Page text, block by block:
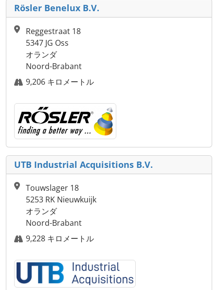
Rösler Benelux B.V.
Reggestraat 18
5347 JG Oss
オランダ
Noord-Brabant
9,206 キロメートル
UTB Industrial Acquisitions B.V.
Touwslager 18
5253 RK Nieuwkuijk
オランダ
Noord-Brabant
9,228 キロメートル